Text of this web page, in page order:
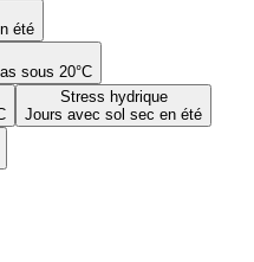
été
sous 20°C
Stress hydrique
Jours avec sol sec en été